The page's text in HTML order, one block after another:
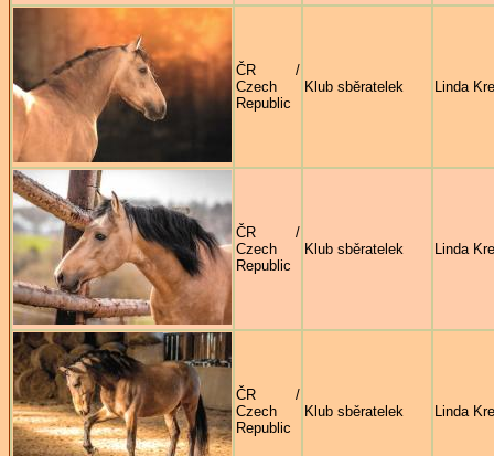
ČR /
Czech
Republic
Klub sběratelek Linda
ČR /
Czech
Republic
Klub sběratelek Linda
ČR /
Czech
Republic
Klub sběratelek Linda